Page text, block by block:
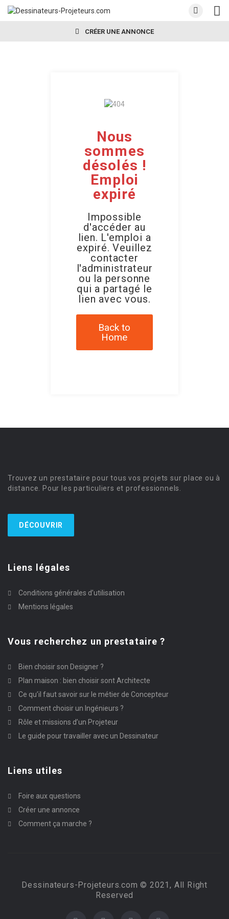
CRÉER UNE ANNONCE
Nous
sommes
désolés !
Emploi
expiré
Impossible
d'accéder au
lien. L'emploi a
expiré. Veuillez
contacter
l'administrateur
ou la personne
qui a partagé le
lien avec vous.
Back to
Home
Trouvez un prestataire pour tous vos projets sur place ou à
distance. Pour les particuliers et professionnels.
DÉCOUVRIR
Liens légales
Conditions générales d’utilisation
Mentions légales
Vous recherchez un prestataire ?
Bien choisir son Designer ?
Plan maison : bien choisir sont Architecte
Ce qu’il faut savoir sur le métier de Concepteur
Comment choisir un Ingénieurs ?
Rôle et missions d’un Projeteur
Le guide pour travailler avec un Dessinateur
Liens utiles
Foire aux questions
Créer une annonce
Comment ça marche ?
Dessinateurs-Projeteurs.com © 2021, All Right
Reserved